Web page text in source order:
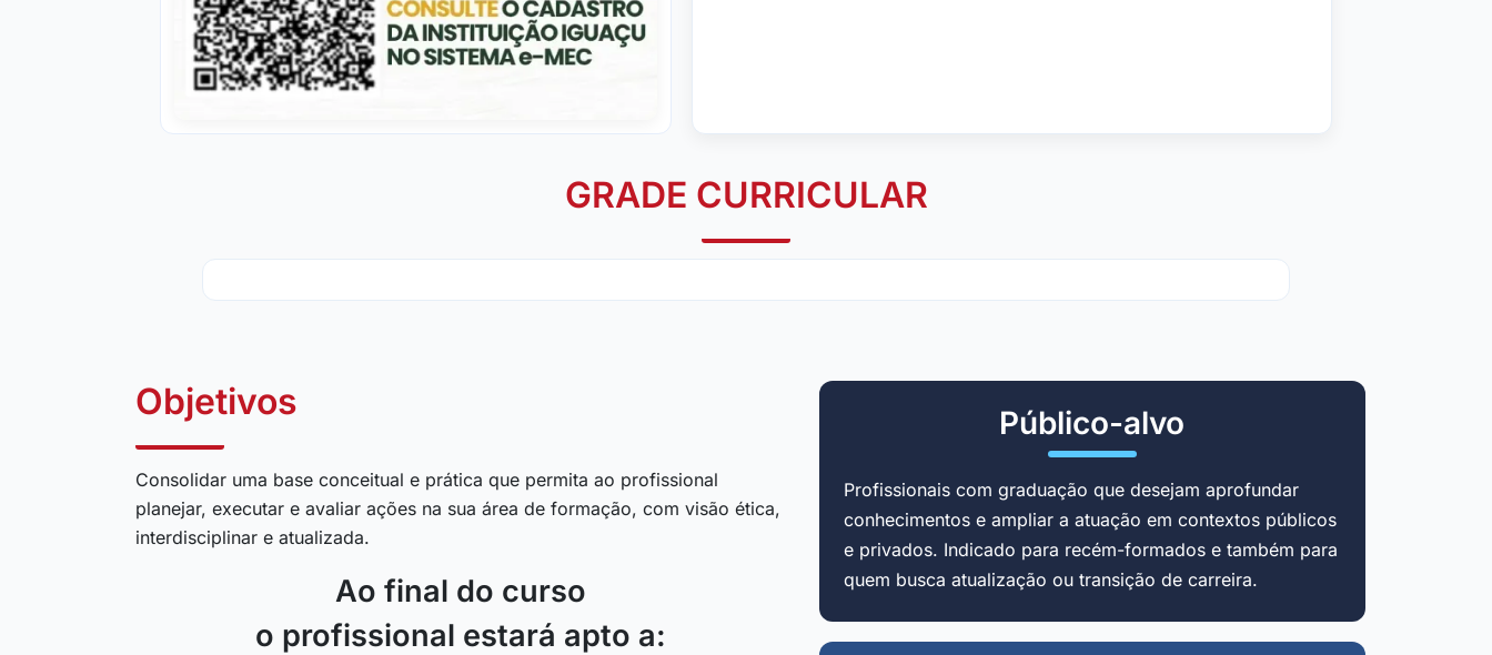
GRADE CURRICULAR
Objetivos
Consolidar uma base conceitual e prática que permita ao profissional
planejar, executar e avaliar ações na sua área de formação, com visão ética,
interdisciplinar e atualizada.
Ao final do curso
o profissional estará apto a:
Público-alvo
Profissionais com graduação que desejam aprofundar
conhecimentos e ampliar a atuação em contextos públicos
e privados. Indicado para recém-formados e também para
quem busca atualização ou transição de carreira.